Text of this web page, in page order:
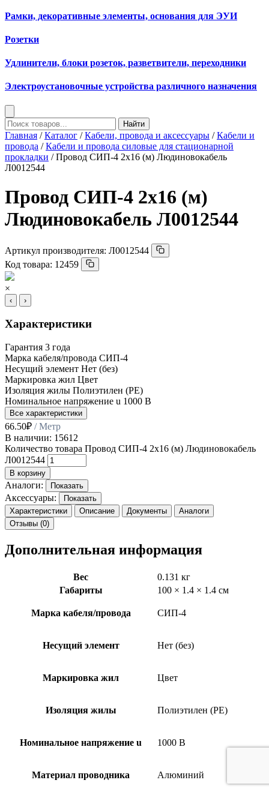
Рамки, декоративные элементы, основания для ЭУИ
Розетки
Удлинители, блоки розеток, разветвители, переходники
Электроустановочные устройства различного назначения
Найти
Главная /Каталог /Кабели, провода и аксессуары /Кабели и
провода /Кабели и провода силовые для стационарной
прокладки / Провод СИП-4 2х16 (м) Людиновокабель
Л0012544
Провод СИП-4 2х16 (м)
Людиновокабель Л0012544
Артикул производителя: Л0012544
Код товара: 12459
×
‹ ›
Характеристики
Гарантия 3 года
Марка кабеля/провода СИП-4
Несущий элемент Нет (без)
Маркировка жил Цвет
Изоляция жилы Полиэтилен (PE)
Номинальное напряжение u 1000 В
Все характеристики
66.50₽ / Метр
В наличии: 15612
Количество товара Провод СИП-4 2х16 (м) Людиновокабель
Л0012544
В корзину
Аналоги: Показать
Аксессуары:
Показать
Характеристики
Описание Документы
Аналоги
Отзывы (0)
Дополнительная информация
Вес
0.131 кг
Габариты
100 × 1.4 × 1.4 см
Марка кабеля/провода СИП-4
Несущий элемент Нет (без)
Маркировка жил Цвет
Изоляция жилы Полиэтилен (PE)
Номинальное напряжение u 1000 В
Материал проводника Алюминий